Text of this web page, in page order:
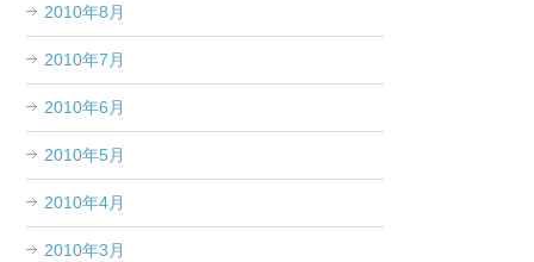
2010年8月
2010年7月
2010年6月
2010年5月
2010年4月
2010年3月